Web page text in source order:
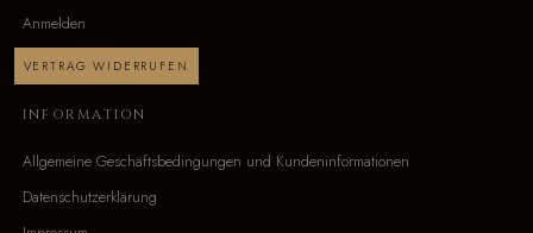
Anmelden
VERTRAG WIDERRUFEN
INFORMATION
Allgemeine Geschäftsbedingungen und Kundeninformationen
Datenschutzerklärung